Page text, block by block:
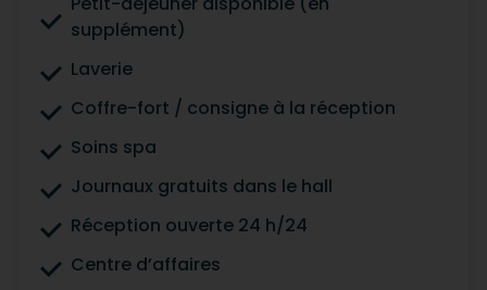
supplément)
Laverie
Coffre-fort / consigne à la réception
Soins spa
Journaux gratuits dans le hall
Réception ouverte 24 h/24
Centre d’affaires